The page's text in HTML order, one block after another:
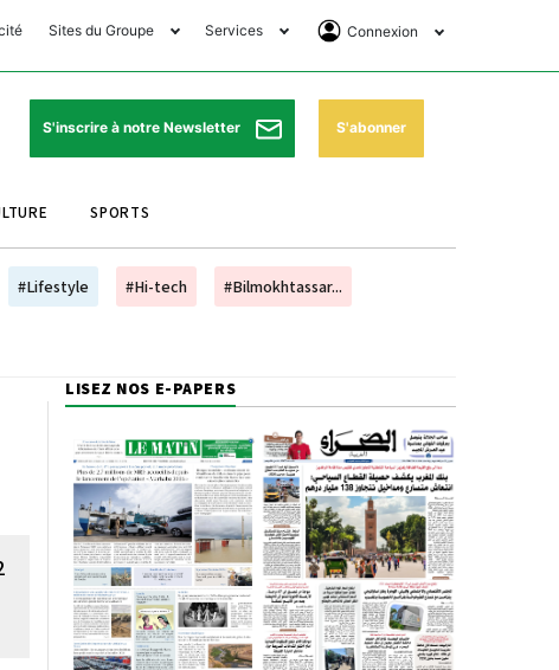
Sites du Groupe
Club Avantages
Le Matin Sports
Le Matin Store
Le Matin Annonces
Morocco Today Forum
Bookclub
Services
Horaires de prières
Pharmacies de garde
Programme TV
Cinéma
Connexion
Se Connecter
Abonnement
S'inscrire à notre Newsletter S'abonner
SPORTS
#Lifestyle #Hi-tech #Bilmokhtassar...
LISEZ NOS E-PAPERS